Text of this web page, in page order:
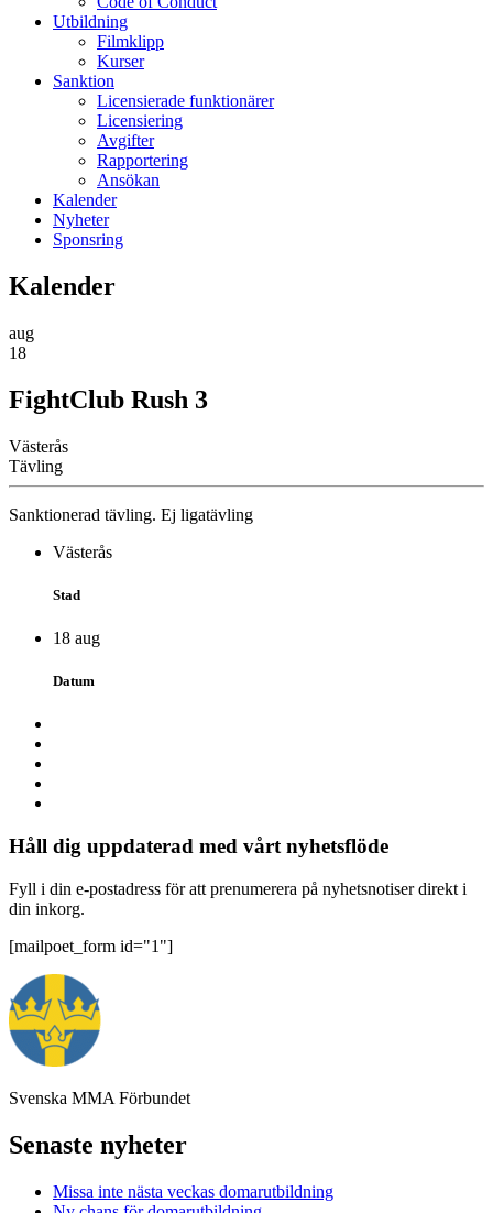
Utbildning
Filmklipp
Kurser
Sanktion
Licensierade funktionärer
Licensiering
Avgifter
Rapportering
Ansökan
Kalender
Nyheter
Sponsring
Kalender
aug
18
FightClub Rush 3
Västerås
Tävling
Sanktionerad tävling. Ej ligatävling
Västerås
Stad
18 aug
Datum
Håll dig uppdaterad med vårt nyhetsflöde
Fyll i din e-postadress för att prenumerera på nyhetsnotiser direkt i
din inkorg.
[mailpoet_form id="1"]
Svenska MMA Förbundet
Senaste nyheter
Missa inte nästa veckas domarutbildning